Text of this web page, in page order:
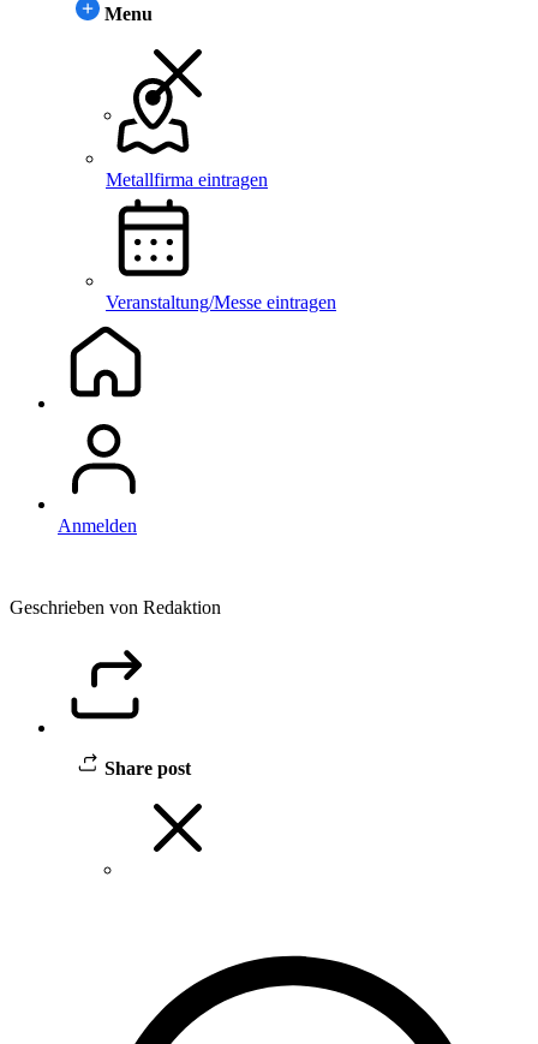
Menu
Metallfirma eintragen
Veranstaltung/Messe eintragen
Anmelden
Geschrieben von Redaktion
Share post